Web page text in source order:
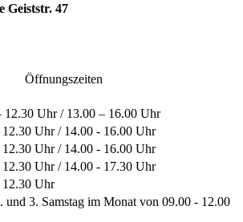
Geiststr. 47
Öffnungszeiten
12.30 Uhr / 13.00 – 16.00 Uhr
Uhr / 14.00 - 16.00 Uhr
Uhr / 14.00 - 16.00 Uhr
Uhr / 14.00 - 17.30 Uhr
12.30 Uhr
und 3. Samstag im Monat von 09.00 - 12.00